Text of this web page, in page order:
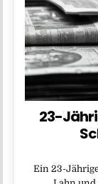
23-
Ein 23-